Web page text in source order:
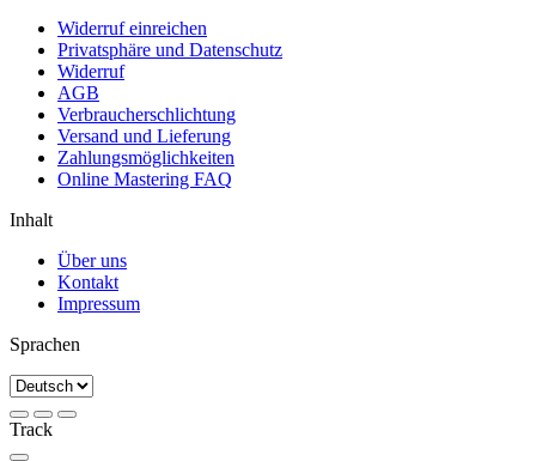
Widerruf einreichen
Privatsphäre und Datenschutz
Widerruf
AGB
Verbraucherschlichtung
Versand und Lieferung
Zahlungsmöglichkeiten
Online Mastering FAQ
Inhalt
Über uns
Kontakt
Impressum
Sprachen
Track